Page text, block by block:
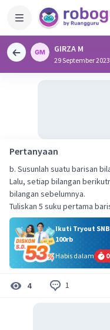
GIRZA M
29 September
Pertanyaan
b. Susunlah suatu barisan
Lalu, setiap bilangan
bilangan sebelumnya.
Tuliskan 5 suku pertama
Ikuti Tryout
100rb
Habis dalam
4 1